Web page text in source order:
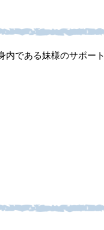
内である妹様のサポー